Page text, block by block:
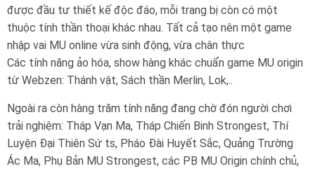
được đầu tư thiết kế độc đáo, mỗi trang bị còn có một
thuộc tính thần thoại khác nhau. Tất cả tạo nên một game
nhập vai MU online vừa sinh động, vừa chân thực
Các tính năng ảo hóa, show hàng khác chuẩn game MU origin
từ Webzen: Thánh vật, Sách thần Merlin, Lok,..
Ngoài ra còn hàng trăm tính năng đang chờ đón người chơi
trải nghiệm: Tháp Vạn Ma, Tháp Chiến Binh Strongest, Thí
Luyện Đại Thiên Sứ ts, Pháo Đài Huyết Sắc, Quảng Trường
Ác Ma, Phụ Bản MU Strongest, các PB MU Origin chính chủ,